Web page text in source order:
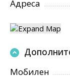
Адреса
Мобилен